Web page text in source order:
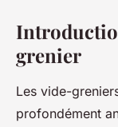
grenier
Les vide-
profondément